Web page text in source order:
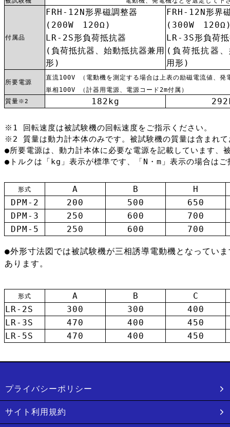
付属品
FRH-12N形界磁調整器
FRH-12N形界
(200W 120Ω)
(300W
LR-2S形負荷抵抗器
LR-3S形負荷
(負荷抵抗器、始動抵抗器兼用
形)
(負荷抵抗器
用形)
所要電源
直流100V （電動機を測定する場合は上表の励磁電流値、発
単相100V （計器用電源、電源コード2m付属）
質量※2 182kg
※1 回転速度は被試験機の回転速度をご指示ください。
※2 質量は動力計本体のみです。被試験機の質量は含まれて
●所要電源は、動力計本体に必要な電源を記載しています、
●トルクは「kg」表示が標準です、「N・m」表示の場合はご
形式 A B
H
DPM-2
200 500
650
DPM-3
250 600
700
DPM-5
250 600 700
●外形寸法図では被試験機が三相誘導電動機となってい
あります。
形式 A B
C
LR-2S
300 300
400
LR-3S
470 400
450
LR-5S
470 400 450
プライバシーポリシー
サイト利用規約